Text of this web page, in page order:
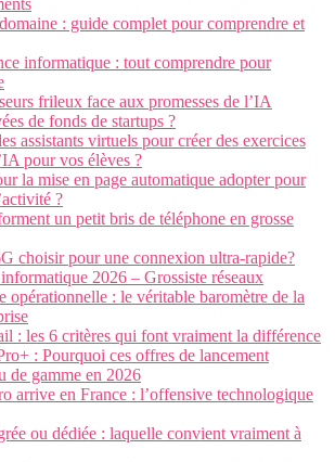
: guide complet pour comprendre et
informatique : tout comprendre pour
frileux face aux promesses de l’IA
de fonds de startups ?
assistants virtuels pour créer des exercices
pour vos élèves ?
la mise en page automatique adopter pour
?
un petit bris de téléphone en grosse
choisir pour une connexion ultra-rapide?
2026 – Grossiste réseaux
opérationnelle : le véritable baromètre de la
: les 6 critères qui font vraiment la différence
: Pourquoi ces offres de lancement
de gamme en 2026
arrive en France : l’offensive technologique
ou dédiée : laquelle convient vraiment à